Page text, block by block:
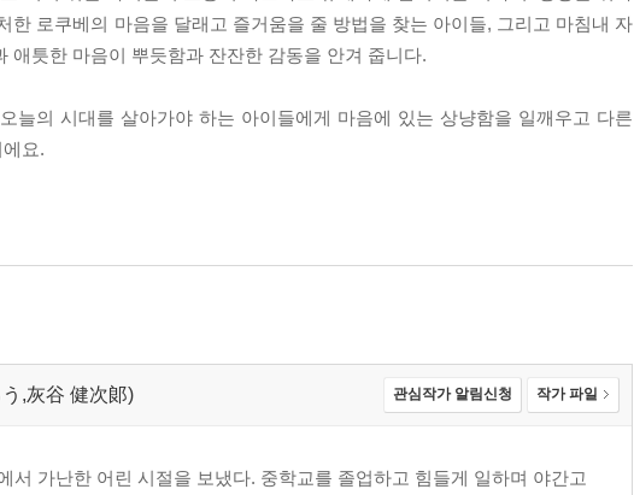
로쿠베의 마음을 달래고 즐거움을 줄 방법을 찾는 아이들, 그리고 마침내 자
틋한 마음이 뿌듯함과 잔잔한 감동을 안겨 줍니다.
늘의 시대를 살아가야 하는 아이들에게 마음에 있는 상냥함을 일깨우고 다른
요.
,灰谷 健次郞) 관심작가 알림신청 작가 파일
서 가난한 어린 시절을 보냈다. 중학교를 졸업하고 힘들게 일하며 야간고